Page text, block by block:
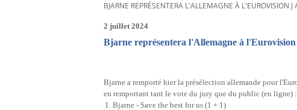
BJARNE REPRÉSENTERA L'ALLEMAGNE À L'EUROVISION
2 juillet 2024
Bjarne représentera l'Allemagne à
Bjarne a remporté hier la présélection allemande pour
en remportant tant le vote du jury que du public (en ligne) :
Bjarne - Save the best for us (1 + 1)